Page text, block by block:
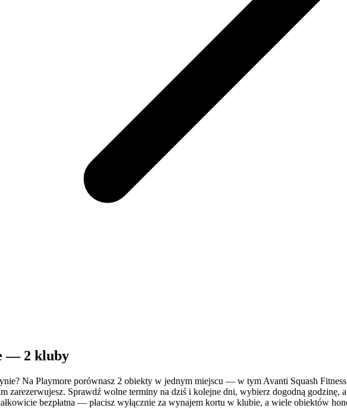
— 2 kluby
Na Playmore porównasz 2 obiekty w jednym miejscu — w tym Avanti Squash
zarezerwujesz. Sprawdź wolne terminy na dziś i kolejne dni, wybierz dogodną
bezpłatna — płacisz wyłącznie za wynajem kortu w klubie, a wiele obiektów